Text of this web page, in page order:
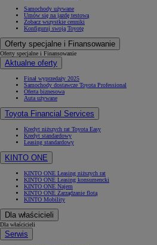
Samochody używane
Umów się na jazdę testową
Zobacz wszystkie cenniki
Konfiguruj swoją Toyotę
Oferty specjalne i Finansowanie
Oferty specjalne i Finansowanie
Aktualne oferty
Finał wyprzedaży 2025
Samochody dostawcze Toyota Professional
Oferta biznesowa
Auta używane
Toyota Financial Services
Kredyt niższych rat Toyota Easy
Kredyt standardowy
Leasing standardowy
KINTO ONE
KINTO ONE Leasing niższych rat
KINTO ONE Leasing konsumencki
KINTO ONE Najem
KINTO ONE Zarządzanie flotą
KINTO Mobility
Dla właścicieli
Dla właścicieli
Serwis